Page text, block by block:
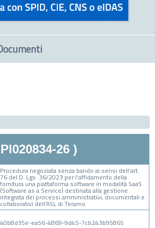
26 )
Procedura negoziata senza bando ai sensi dell'art.
76 del D. Lgs. 36/2023 per l'affidamento della
fornitura una piattaforma software in modalità SaaS
(Software as a Service) destinata alla gestione
integrata dei processi amministrativi, documentali e
collaborativi dell’ASL di Teramo
40b8d35e-ea56-4869-9d45-7cb243b95865